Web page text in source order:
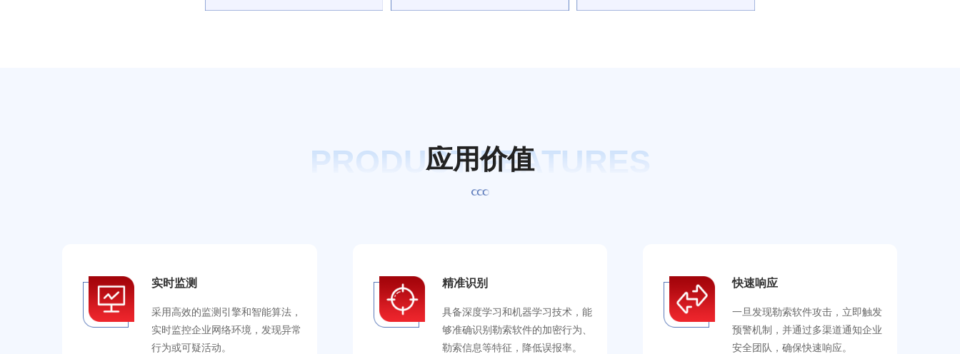
PRODUCT FEATURES
应用价值
实时监测
采用高效的监测引擎和智能算法，
实时监控企业网络环境，发现异常
行为或可疑活动。
精准识别
具备深度学习和机器学习技术，能
够准确识别勒索软件的加密行为、
勒索信息等特征，降低误报率。
快速响应
一旦发现勒索软件攻击，立即触发
预警机制，并通过多渠道通知企业
安全团队，确保快速响应。